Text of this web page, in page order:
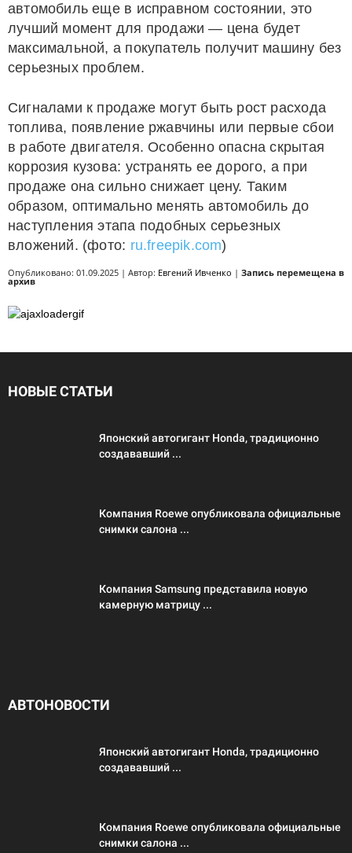
автомобиль еще в исправном состоянии, это
лучший момент для продажи — цена будет
максимальной, а покупатель получит машину без
серьезных проблем.
Сигналами к продаже могут быть рост расхода
топлива, появление ржавчины или первые сбои
в работе двигателя. Особенно опасна скрытая
коррозия кузова: устранять ее дорого, а при
продаже она сильно снижает цену. Таким
образом, оптимально менять автомобиль до
наступления этапа подобных серьезных
вложений. (фото: ru.freepik.com)
Опубликовано: 01.09.2025 | Автор: Евгений Ивченко | Запись перемещена в
архив
НОВЫЕ СТАТЬИ
Японский автогигант Honda, традиционно
создававший ...
Компания Roewe опубликовала официальные
снимки салона ...
Компания Samsung представила новую
камерную матрицу ...
АВТОНОВОСТИ
Японский автогигант Honda, традиционно
создававший ...
Компания Roewe опубликовала официальные
снимки салона ...